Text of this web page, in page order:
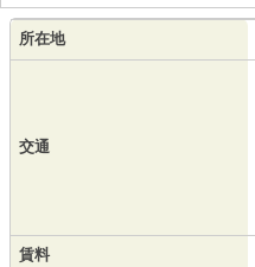
所在地
交通
賃料